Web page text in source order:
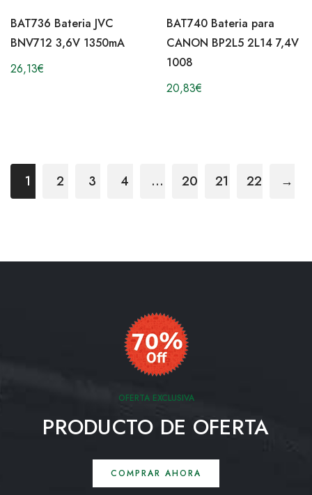
BAT736 Bateria JVC
BNV712 3,6V 1350mA
26,13€
BAT740 Bateria para
CANON BP2L5 2L14 7,4V
1008
20,83€
1 2 3 4 … 20 21 22 →
OFERTA EXCLUSIVA
PRODUCTO DE OFERTA
COMPRAR AHORA